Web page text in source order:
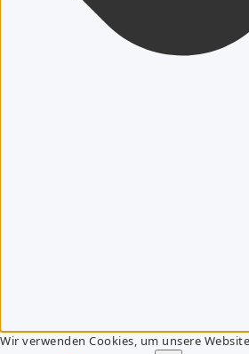
Wir verwenden Cookies, um unsere